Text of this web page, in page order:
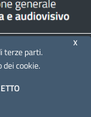
X
terze parti.
cookie.